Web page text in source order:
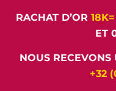
RACHAT D’OR
ET
NOUS
+32